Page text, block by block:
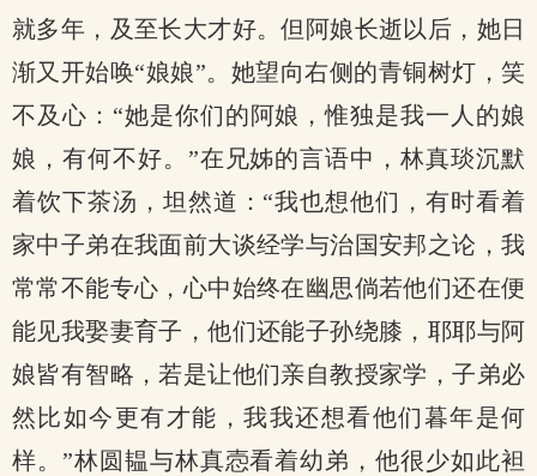
就多年，及至长大才好。但阿娘长逝以后，她日
渐又开始唤“娘娘”。她望向右侧的青铜树灯，笑
不及心：“她是你们的阿娘，惟独是我一人的娘
娘，有何不好。”在兄姊的言语中，林真琰沉默
着饮下茶汤，坦然道：“我也想他们，有时看着
家中子弟在我面前大谈经学与治国安邦之论，我
常常不能专心，心中始终在幽思倘若他们还在便
能见我娶妻育子，他们还能子孙绕膝，耶耶与阿
娘皆有智略，若是让他们亲自教授家学，子弟必
然比如今更有才能，我我还想看他们暮年是何
样。”林圆韫与林真悫看着幼弟，他很少如此袒